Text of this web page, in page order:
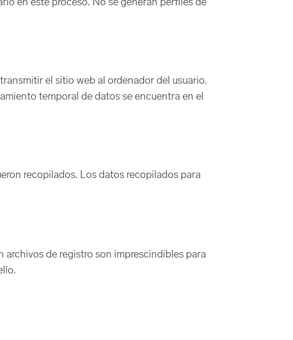
en este proceso. No se generan perfiles de
el sitio web al ordenador del usuario.
temporal de datos se encuentra en el
recopilados. Los datos recopilados para
de registro son imprescindibles para